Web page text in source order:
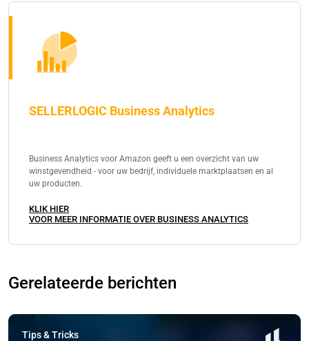
SELLERLOGIC Business Analytics
Business Analytics voor Amazon geeft u een overzicht van uw
winstgevendheid - voor uw bedrijf, individuele marktplaatsen en al
uw producten.
KLIK HIER
VOOR MEER INFORMATIE OVER BUSINESS ANALYTICS
Gerelateerde berichten
Tips & Tricks